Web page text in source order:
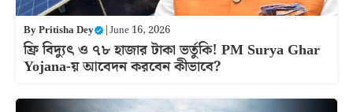
ByPritisha Dey |June 16, 2026
ফ্রি বিদ্যুৎ ও ৭৮ হাজার টাকা ভর্তুকি! PM Surya Ghar
Yojana-য় আবেদন করবেন কীভাবে?